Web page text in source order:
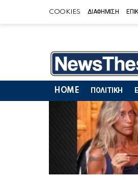
COOKIES ΔΙΑΦΗΜΙΣΗ
HOME ΠΟΛΙΤΙΚΗ